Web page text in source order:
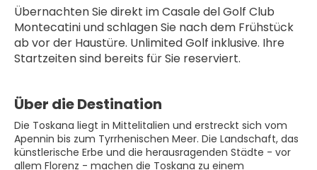
Übernachten Sie direkt im Casale del Golf Club
Montecatini und schlagen Sie nach dem Frühstück
ab vor der Haustüre. Unlimited Golf inklusive. Ihre
Startzeiten sind bereits für Sie reserviert.
Über die Destination
Die Toskana liegt in Mittelitalien und erstreckt sich vom
Apennin bis zum Tyrrhenischen Meer. Die Landschaft, das
künstlerische Erbe und die herausragenden Städte - vor
allem Florenz - machen die Toskana zu einem